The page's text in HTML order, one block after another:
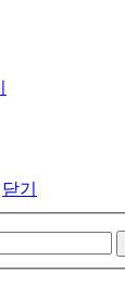
닫기